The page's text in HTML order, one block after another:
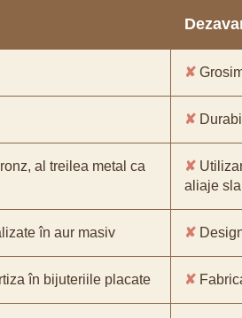
✘
✘
al treilea metal ca
✘
aliaje
în aur masiv ✘
în bijuteriile placate ✘